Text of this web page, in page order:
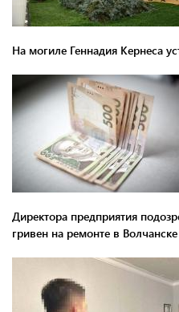
На могиле Геннадия Кернеса
Директора предприятия
гривен на ремонте в Волчанске